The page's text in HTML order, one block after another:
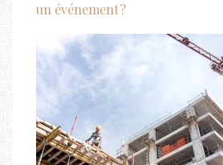
un événement ?